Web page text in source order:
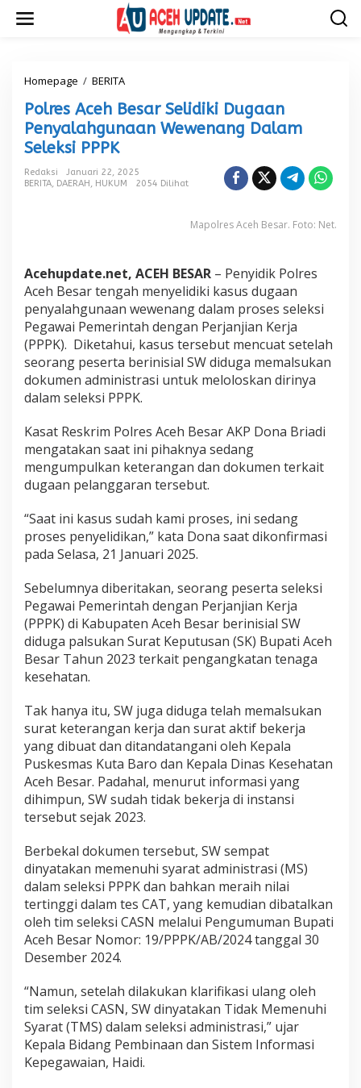
Homepage / BERITA
l
r
e
A
c
a
r
S
e
l
i
d
k
i
u
g
a
a
n
e
n
y
a
a
h
g
u
n
a
W
e
w
e
n
a
n
g
D
l
a
m
S
e
l
e
P
P
P
K
Polres Aceh Besar Selidiki Dugaan
Penyalahgunaan Wewenang Dalam
Seleksi PPPK
Redaksi
Januari 22, 2025
BERITA, DAERAH, HUKUM 2054 Dilihat
Mapolres Aceh Besar. Foto: Net.
Acehupdate.net, ACEH BESAR – Penyidik Polres
Aceh Besar tengah menyelidiki kasus dugaan
penyalahgunaan wewenang dalam proses seleksi
Pegawai Pemerintah dengan Perjanjian Kerja
(PPPK). Diketahui, kasus tersebut mencuat setelah
seorang peserta berinisial SW diduga memalsukan
dokumen administrasi untuk meloloskan dirinya
dalam seleksi PPPK.
Kasat Reskrim Polres Aceh Besar AKP Dona Briadi
mengatakan saat ini pihaknya sedang
mengumpulkan keterangan dan dokumen terkait
dugaan pelanggaran tersebut.
“Saat ini kasus sudah kami proses, ini sedang
proses penyelidikan,” kata Dona saat dikonfirmasi
pada Selasa, 21 Januari 2025.
Sebelumnya diberitakan, seorang peserta seleksi
Pegawai Pemerintah dengan Perjanjian Kerja
(PPPK) di Kabupaten Aceh Besar berinisial SW
diduga palsukan Surat Keputusan (SK) Bupati Aceh
Besar Tahun 2023 terkait pengangkatan tenaga
kesehatan.
Tak hanya itu, SW juga diduga telah memalsukan
surat keterangan kerja dan surat aktif bekerja
yang dibuat dan ditandatangani oleh Kepala
Puskesmas Kuta Baro dan Kepala Dinas Kesehatan
Aceh Besar. Padahal, menurut informasi yang
dihimpun, SW sudah tidak bekerja di instansi
tersebut sejak 2023.
Berbekal dokumen tersebut, SW sempat
dinyatakan memenuhi syarat administrasi (MS)
dalam seleksi PPPK dan bahkan meraih nilai
tertinggi dalam tes CAT, yang kemudian dibatalkan
oleh tim seleksi CASN melalui Pengumuman Bupati
Aceh Besar Nomor: 19/PPPK/AB/2024 tanggal 30
Desember 2024.
“Namun, setelah dilakukan klarifikasi ulang oleh
tim seleksi CASN, SW dinyatakan Tidak Memenuhi
Syarat (TMS) dalam seleksi administrasi,” ujar
Kepala Bidang Pembinaan dan Sistem Informasi
Kepegawaian, Haidi.